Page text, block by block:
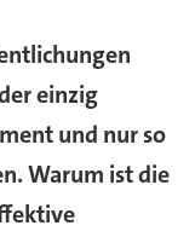
einzig
und nur so
Warum ist die